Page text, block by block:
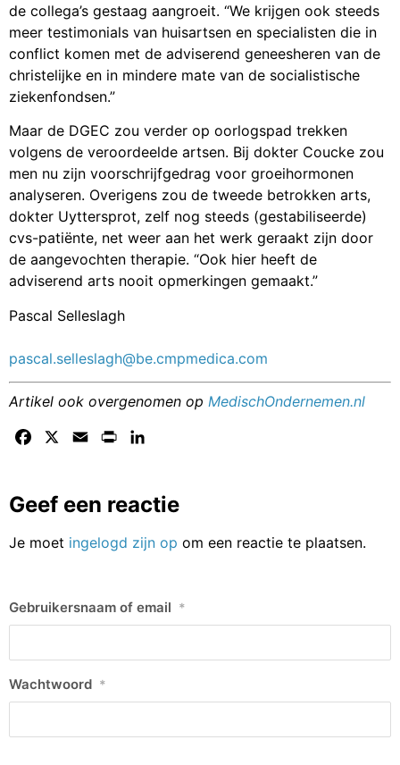
de collega’s gestaag aangroeit. “We krijgen ook steeds
meer testimonials van huisartsen en specialisten die in
conflict komen met de adviserend geneesheren van de
christelijke en in mindere mate van de socialistische
ziekenfondsen.”
Maar de DGEC zou verder op oorlogspad trekken
volgens de veroordeelde artsen. Bij dokter Coucke zou
men nu zijn voorschrijfgedrag voor groeihormonen
analyseren. Overigens zou de tweede betrokken arts,
dokter Uyttersprot, zelf nog steeds (gestabiliseerde)
cvs-patiënte, net weer aan het werk geraakt zijn door
de aangevochten therapie. “Ook hier heeft de
adviserend arts nooit opmerkingen gemaakt.”
Pascal Selleslagh
pascal.selleslagh@be.cmpmedica.com
Artikel ook overgenomen op MedischOndernemen.nl
Facebook Email Print
Geef een reactie
Je moet ingelogd zijn op om een reactie te plaatsen.
Gebruikersnaam of email *
Wachtwoord *